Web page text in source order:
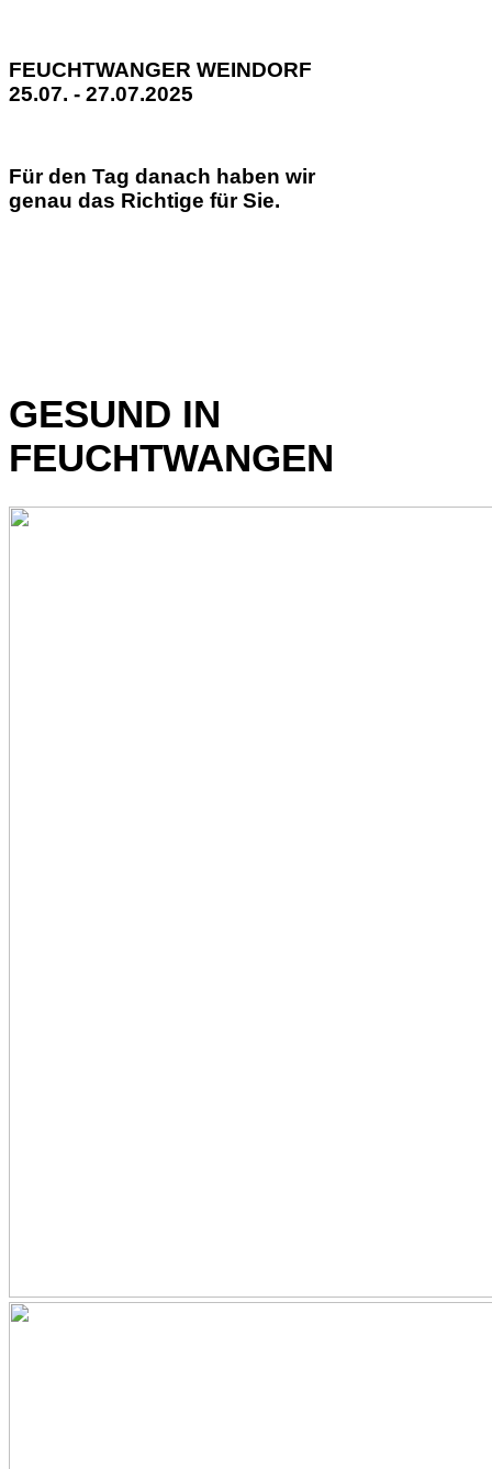
FEUCHTWANGER WEINDORF
25.07. - 27.07.2025
Für den Tag danach haben wir
genau das Richtige für Sie.
GESUND IN
FEUCHTWANGEN